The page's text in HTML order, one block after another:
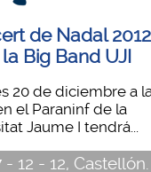
de Nadal
la Big Band UJI
20 de diciembre a
el Paraninf de la
Jaume I tendrá...
- 12 - 12, Castellón.